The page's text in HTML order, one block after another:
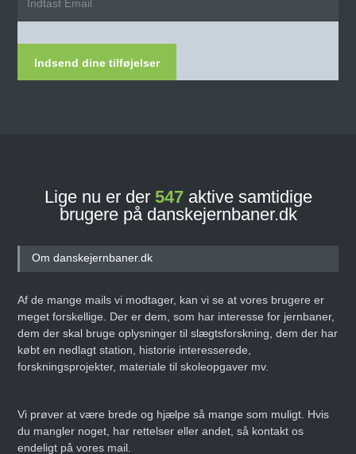
Indsend dine tilføjelser
Lige nu er der 547aktive samtidige
brugere på danskejernbaner.dk
Om danskejernbaner.dk
Af de mange mails vi modtager, kan vi se at vores brugere er
meget forskellige. Der er dem, som har interesse for jernbaner,
dem der skal bruge oplysninger til slægtsforskning, dem der har
købt en nedlagt station, historie interesserede,
forskningsprojekter, materiale til skoleopgaver mv.
Vi prøver at være brede og hjælpe så mange som muligt. Hvis
du mangler noget, har rettelser eller andet, så kontakt os
endeligt på vores mail.